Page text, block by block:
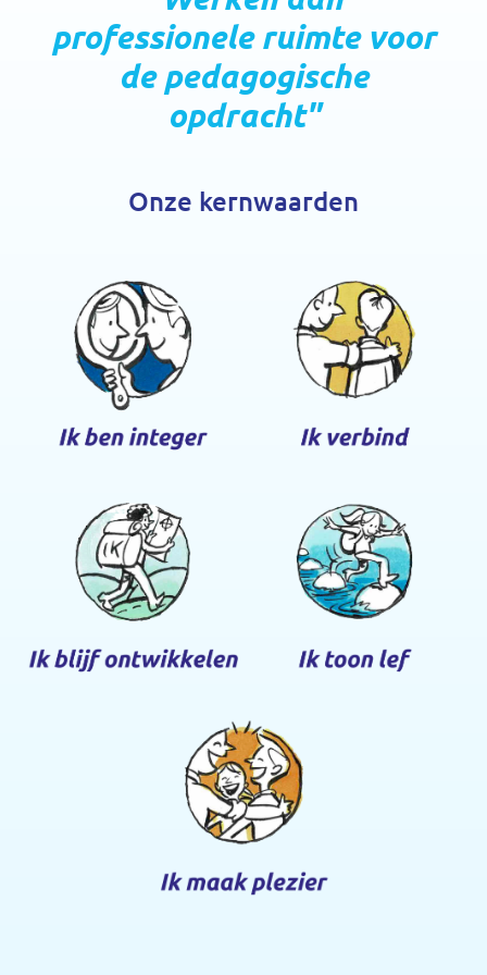
professionele ruimte voor
de pedagogische
opdracht
Onze kernwaarden